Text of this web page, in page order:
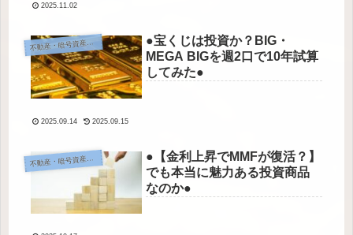
2025.11.02
不動産・暗号資産・その他投資
●宝くじは投資か？BIG・
MEGA BIGを週2口で10年試算
してみた●
2025.09.14 2025.09.15
不動産・暗号資産・その他投資
●【金利上昇でMMFが復活？】
でも本当に魅力ある投資商品
なのか●